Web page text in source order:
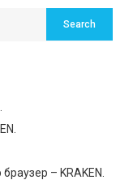
– KRAKEN.